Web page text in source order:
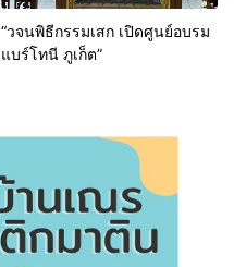
“วจนพิธีกรรมเสก เปิดศูนย์อบรม
แบร์โทนี ภูเก็ต”